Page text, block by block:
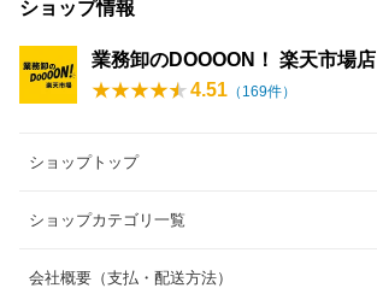
ショップ情報
業務卸のDOOOON！ 楽天市場店
4.51 （ 169件）
ショップトップ
ショップカテゴリ一覧
会社概要（支払・配送方法）